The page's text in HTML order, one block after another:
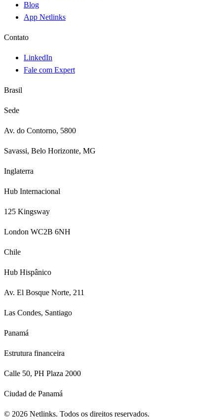
Blog
App Netlinks
Contato
LinkedIn
Fale com Expert
Brasil
Sede
Av. do Contorno, 5800
Savassi, Belo Horizonte, MG
Inglaterra
Hub Internacional
125 Kingsway
London WC2B 6NH
Chile
Hub Hispânico
Av. El Bosque Norte, 211
Las Condes, Santiago
Panamá
Estrutura financeira
Calle 50, PH Plaza 2000
Ciudad de Panamá
© 2026 Netlinks. Todos os direitos reservados.